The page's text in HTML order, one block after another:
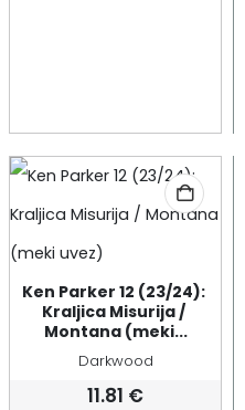
Ken Parker 12 (23/24):
Kraljica Misurija /
Montana (meki...
Darkwood
11.81 €